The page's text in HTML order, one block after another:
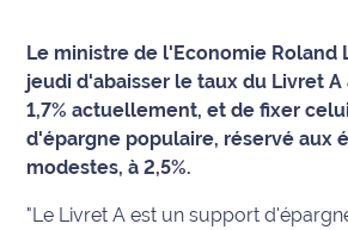
Économie
Éducation
Le ministre de l'Economie Roland
jeudi d'abaisser le taux du Livret A
1,7% actuellement, et de fixer
d'épargne populaire, réservé aux
modestes, à 2,5%.
"Le Livret A est un support